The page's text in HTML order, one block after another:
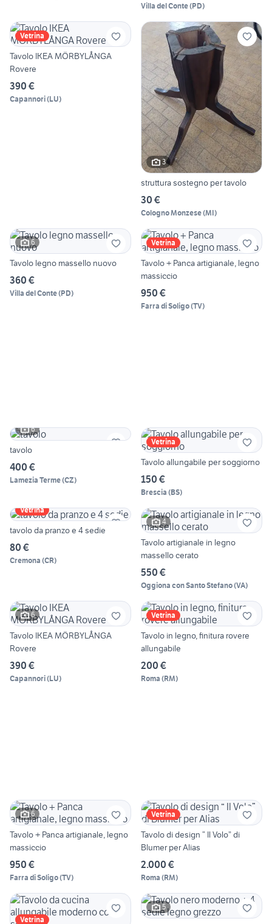
Villa del Conte(PD)
Vetrina
Tavolo IKEA MÖRBYLÅNGA
Rovere
390 €
Capannori(LU)
3
struttura sostegno per tavolo
30 €
Cologno Monzese(MI)
6
Tavolo legno massello nuovo
360 €
Villa del Conte(PD)
Vetrina
Tavolo + Panca artigianale, legno
massiccio
950 €
Farra di Soligo(TV)
6
tavolo
400 €
Lamezia Terme(CZ)
Vetrina
Tavolo allungabile per soggiorno
150 €
Brescia (BS)
Vetrina
tavolo da pranzo e 4 sedie
80 €
Cremona (CR)
4
Tavolo artigianale in legno
massello cerato
550 €
Oggiona con Santo Stefano(VA)
6
Tavolo IKEA MÖRBYLÅNGA
Rovere
390 €
Capannori(LU)
Vetrina
Tavolo in legno, finitura rovere
allungabile
200 €
Roma (RM)
6
Tavolo + Panca artigianale, legno
massiccio
950 €
Farra di Soligo(TV)
Vetrina
Tavolo di design “ Il Volo” di
Blumer per Alias
2.000 €
Roma (RM)
Vetrina
5